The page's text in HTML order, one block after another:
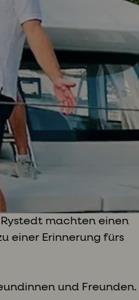
machten einen
einer Erinnerung fürs
und Freunden. |